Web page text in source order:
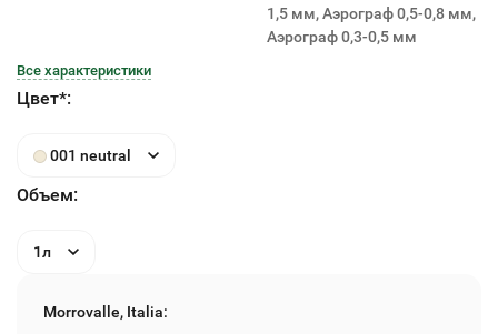
1,5 мм, Аэрограф 0,5-0,8 мм,
Аэрограф 0,3-0,5 мм
Все характеристики
Цвет*:
001 neutral
Объем:
1л
Morrovalle, Italia: